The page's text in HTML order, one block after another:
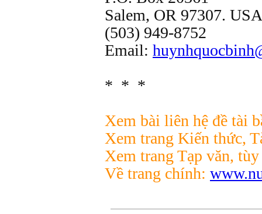
Salem, OR 97307. USA
(503) 949-8752
Email:
* * *
Xem bài liên hệ đề tài
Xem trang Kiến thức,
Xem trang Tạp văn,
Về trang chính: